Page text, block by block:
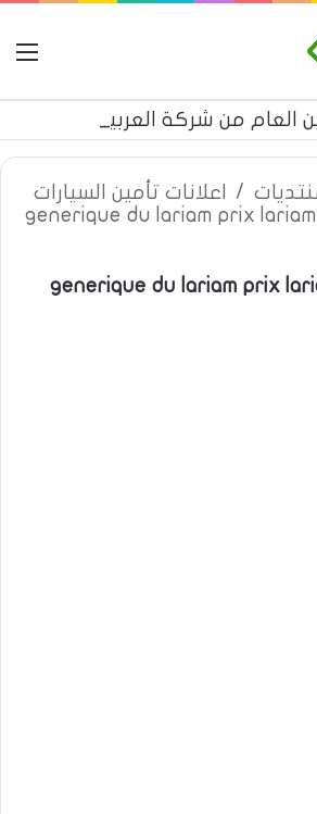
/
اعلانات تأمين السيارات
generique du lariam prix
generique du lariam prix